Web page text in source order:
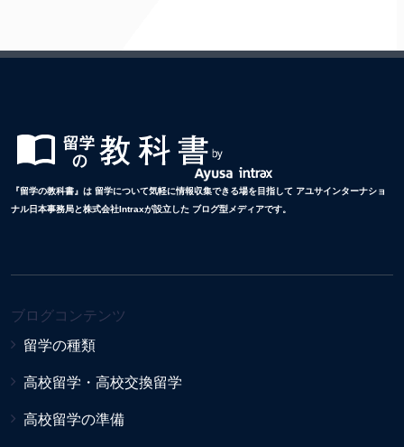
『留学の教科書』は 留学について気軽に情報収集できる場を目指して アユサインターナショ
ナル日本事務局と株式会社Intraxが設立した ブログ型メディアです。
ブログコンテンツ
留学の種類
高校留学・高校交換留学
高校留学の準備